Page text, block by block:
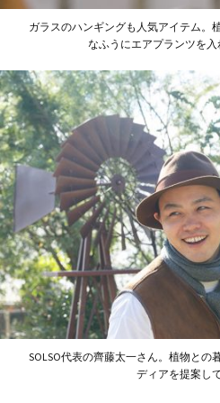
ガラスのハンギングも人気アイテム。
なふうにエアプランツを入
SOLSO代表の齊藤太一さん。植物との
ディアを提案し